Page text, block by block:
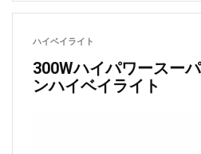
ハイベイライト
300Wハイパワースー
ンハイベイライト